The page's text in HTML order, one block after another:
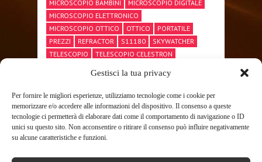
Gestisci la tua privacy
Per fornire le migliori esperienze, utilizziamo tecnologie come i cookie per
memorizzare e/o accedere alle informazioni del dispositivo. Il consenso a queste
tecnologie ci permetterà di elaborare dati come il comportamento di navigazione o ID
unici su questo sito. Non acconsentire o ritirare il consenso può influire negativamente
su alcune caratteristiche e funzioni.
MICROSCOPIO BAMBINI
MICROSCOPIO DIGITALE
MICROSCOPIO ELETTRONICO
MICROSCOPIO OTTICO
OTTICO
PORTATILE
PREZZI
REFRACTOR S11180
SKYWATCHER
TELESCOPIO
TELESCOPIO CELESTRON
SHARE THIS POST